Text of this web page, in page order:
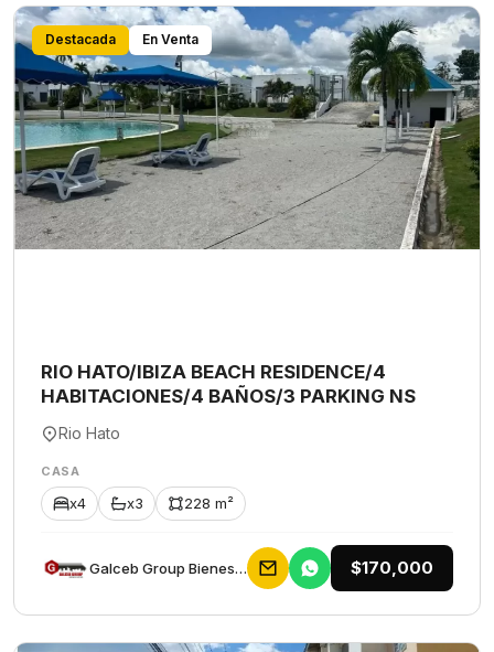
Destacada En Venta
RIO HATO/IBIZA BEACH RESIDENCE/4
HABITACIONES/4 BAÑOS/3 PARKING NS
Rio Hato
CASA
x4 x3 228 m²
Galceb Group Bienes Raices $170,000